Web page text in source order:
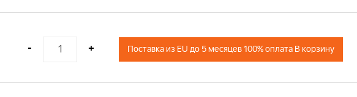
- + Поставка из EU до 5 месяцев 100% оплата В корзину